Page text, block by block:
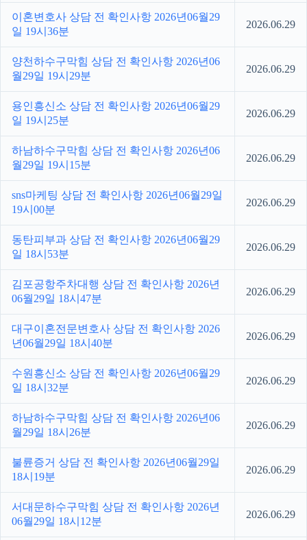
이혼변호사 상담 전 확인사항 2026년06월29
일 19시36분
2026.06.29
양천하수구막힘 상담 전 확인사항 2026년06
월29일 19시29분
2026.06.29
용인흥신소 상담 전 확인사항 2026년06월29
일 19시25분
2026.06.29
하남하수구막힘 상담 전 확인사항 2026년06
월29일 19시15분
2026.06.29
sns마케팅 상담 전 확인사항 2026년06월29일
19시00분
2026.06.29
동탄피부과 상담 전 확인사항 2026년06월29
일 18시53분
2026.06.29
김포공항주차대행 상담 전 확인사항 2026년
06월29일 18시47분
2026.06.29
대구이혼전문변호사 상담 전 확인사항 2026
년06월29일 18시40분
2026.06.29
수원흥신소 상담 전 확인사항 2026년06월29
일 18시32분
2026.06.29
하남하수구막힘 상담 전 확인사항 2026년06
월29일 18시26분
2026.06.29
불륜증거 상담 전 확인사항 2026년06월29일
18시19분
2026.06.29
서대문하수구막힘 상담 전 확인사항 2026년
06월29일 18시12분
2026.06.29